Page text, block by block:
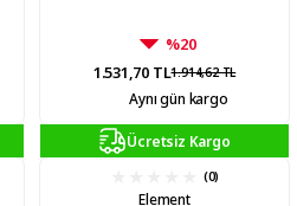
%20
1.531,70 TL1.914,62 TL
Aynı gün kargo
Ücretsiz Kargo
(0)
Element